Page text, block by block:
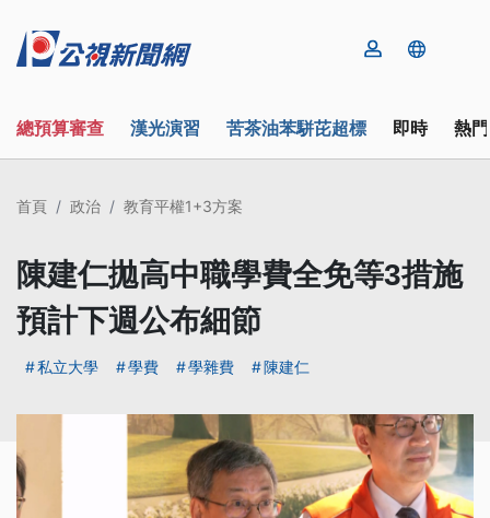
總預算審查 漢光演習 苦茶油苯駢芘超標 即時 熱
首頁 政治 教育平權1+3方案
陳建仁拋高中職學費全免等3措施
預計下週公布細節
私立大學 學費 學雜費 陳建仁